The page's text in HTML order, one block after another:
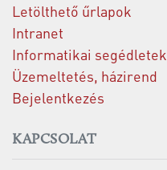
Letölthető űrlapok
Intranet
Informatikai segédletek
Üzemeltetés, házirend
Bejelentkezés
KAPCSOLAT